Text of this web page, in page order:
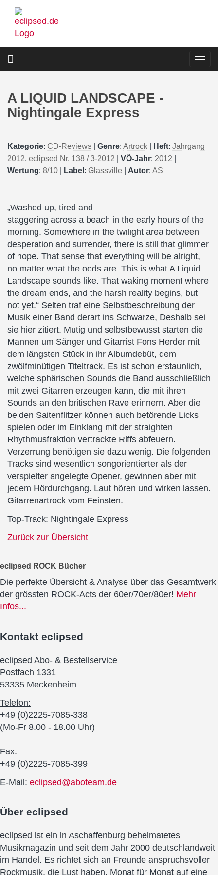
Direkt
zum
Inhalt
A LIQUID LANDSCAPE -
Nightingale Express
Kategorie: CD-Reviews Genre: Artrock Heft: Jahrgang
2012, eclipsed Nr. 138 / 3-2012 VÖ-Jahr: 2012
Wertung: 8/10 Label : Glassville Autor: AS
„Washed up, tired and
staggering across a beach in the early hours of the
morning. Somewhere in the twilight area between
desperation and surrender, there is still that glimmer
of hope. That sense that everything will be alright,
no matter what the odds are. This is what A Liquid
Landscape sounds like. That waking moment where
the dream ends, and the harsh reality begins, but
not yet.“ Selten traf eine Selbstbeschreibung der
Musik einer Band derart ins Schwarze, Deshalb sei
sie hier zitiert. Mutig und selbstbewusst starten die
Mannen um Sänger und Gitarrist Fons Herder mit
dem längsten Stück in ihr Albumdebüt, dem
zwölfminütigen Titeltrack. Es ist schon erstaunlich,
welche sphärischen Sounds die Band ausschließlich
mit zwei Gitarren erzeugen kann, die mit ihren
Sounds an den britischen Rave erinnern. Aber die
beiden Saitenflitzer können auch betörende Licks
spielen oder im Einklang mit der straighten
Rhythmusfraktion vertrackte Riffs abfeuern.
Verzerrung benötigen sie dazu wenig. Die folgenden
Tracks sind wesentlich songorientierter als der
verspielter angelegte Opener, gewinnen aber mit
jedem Hördurchgang. Laut hören und wirken lassen.
Gitarrenartrock vom Feinsten.
Top-Track: Nightingale Express
Zurück zur Übersicht
eclipsed ROCK Bücher
Die perfekte Übersicht & Analyse über das Gesamtwerk
der grössten ROCK-Acts der 60er/70er/80er! Mehr
Infos...
Kontakt eclipsed
eclipsed Abo- & Bestellservice
Postfach 1331
53335 Meckenheim
Telefon:
+49 (0)2225-7085-338
(Mo-Fr 8.00 - 18.00 Uhr)
Fax:
+49 (0)2225-7085-399
E-Mail: eclipsed@aboteam.de
Über eclipsed
eclipsed ist ein in Aschaffenburg beheimatetes
Musikmagazin und seit dem Jahr 2000 deutschlandweit
im Handel. Es richtet sich an Freunde anspruchsvoller
Rockmusik, die Lust haben, Monat für Monat auf eine